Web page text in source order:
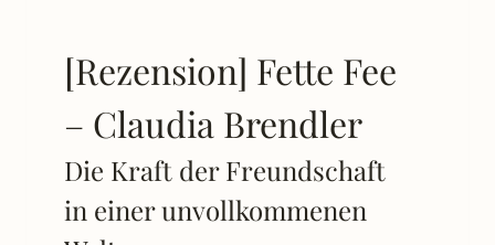
[Rezension] Fette Fee
– Claudia Brendler
Die Kraft der Freundschaft
in einer unvollkommenen